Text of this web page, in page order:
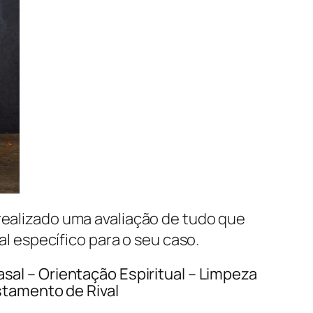
uma avaliação de tudo que
específico para o seu caso.
– Orientação Espiritual – Limpeza
de Rival